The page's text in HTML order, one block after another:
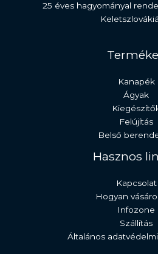
25 éves hagyományal
Kanapék
Ágyak
Felújítás
Belső
Hasznos
Kapcsolat
Hogyan
Infozone
Szállítás
Általános